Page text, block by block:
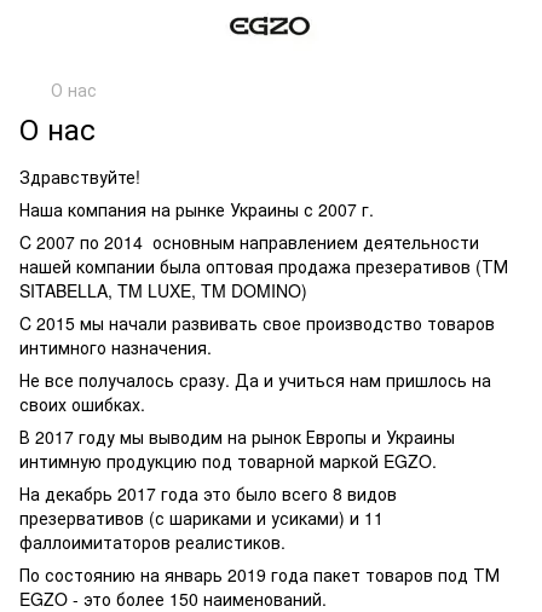
О нас
О нас
Здравствуйте!
Наша компания на рынке Украины с 2007 г.
C 2007 по 2014 основным направлением деятельности
нашей компании была оптовая продажа презеративов (ТМ
SITABELLA, TM LUXE, TM DOMINO)
C 2015 мы начали развивать свое производство товаров
интимного назначения.
Не все получалось сразу. Да и учиться нам пришлось на
своих ошибках.
В 2017 году мы выводим на рынок Европы и Украины
интимную продукцию под товарной маркой EGZO.
На декабрь 2017 года это было всего 8 видов
презервативов (с шариками и усиками) и 11
фаллоимитаторов реалистиков.
По состоянию на январь 2019 года пакет товаров под ТМ
EGZO - это более 150 наименований.